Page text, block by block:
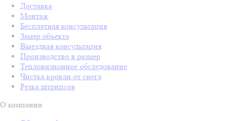
Доставка
Монтаж
Бесплатная консультация
Замер объекта
Выездная консультация
Производство в размер
Тепловизионное обследование
Чистка кровли от снега
Резка штрипсов
О компании